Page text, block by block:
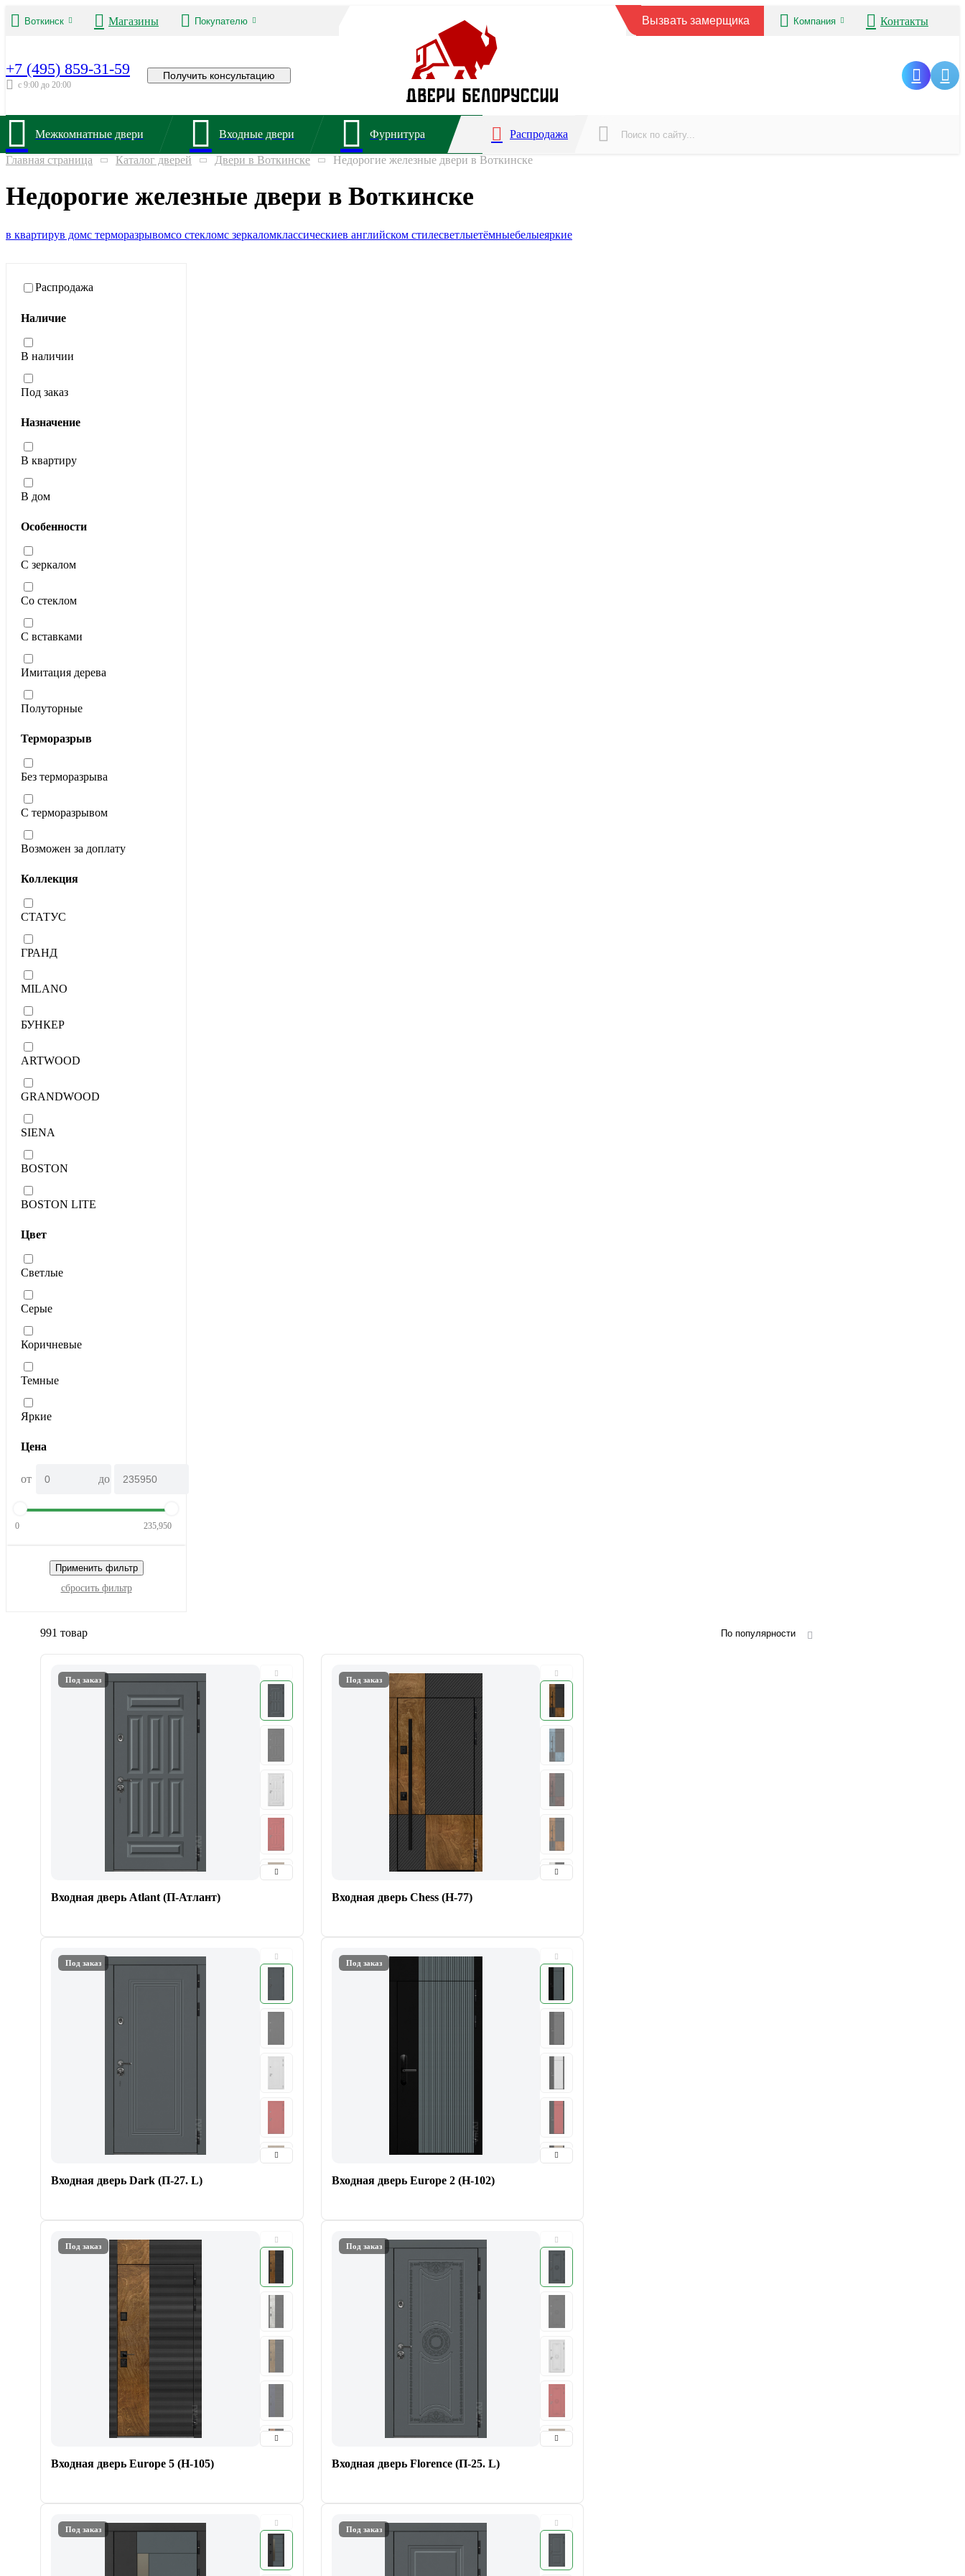
Воткинск Магазины Покупателю Вызвать замерщика Компания Контакты
+7 (495) 859-31-59
с 9:00 до 20:00
Получить консультацию
Межкомнатные двери Входные двери Фурнитура Распродажа
Главная страница Каталог дверей Двери в Воткинске Недорогие железные двери в Воткинске
Недорогие железные двери в Воткинске
в квартирув домс терморазрывомсо стекломс зеркаломклассическиев английском стилесветлыетёмныебелыеяркие
Распродажа
Наличие
В наличии
Под заказ
Назначение
В квартиру
В дом
Особенности
С зеркалом
Со стеклом
С вставками
Имитация дерева
Полуторные
Терморазрыв
Без терморазрыва
С терморазрывом
Возможен за доплату
Коллекция
СТАТУС
ГРАНД
MILANO
БУНКЕР
ARTWOOD
GRANDWOOD
SIENA
BOSTON
BOSTON LITE
Цвет
Светлые
Серые
Коричневые
Темные
Яркие
Цена
от до
0 235,950
Применить фильтр
сбросить фильтр
991 товар По популярности
Под заказ
Входная дверь Atlant (П-Атлант)
Под заказ
Входная дверь Chess (Н-77)
Под заказ
Входная дверь Dark (П-27. L)
Под заказ
Входная дверь Europe 2 (Н-102)
Под заказ
Входная дверь Europe 5 (H-105)
Под заказ
Входная дверь Florence (П-25. L)
Под заказ Под заказ